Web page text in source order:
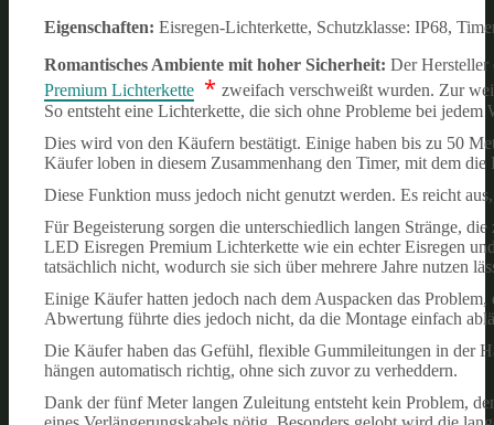
Eigenschaften: Eisregen-Lichterkette, Schutzklasse: IP68,
Romantisches Ambiente mit hoher Sicherheit: Der Hersteller
Premium Lichterkette * zweifach verschweißt wurden. Zur
So entsteht eine Lichterkette, die sich ohne Probleme bei jedem
Dies wird von den Käufern bestätigt. Einige haben bis zu 50
Käufer loben in diesem Zusammenhang den Timer, mit dem
Diese Funktion muss jedoch nicht genutzt werden. Es reicht
Für Begeisterung sorgen die unterschiedlich langen Stränge,
LED Eisregen Premium Lichterkette wie ein echter Eisregen
tatsächlich nicht, wodurch sie sich über mehrere Jahre nutzen
Einige Käufer hatten jedoch nach dem Auspacken das
Abwertung führte dies jedoch nicht, da die Montage einfach
Die Käufer haben das Gefühl, flexible Gummileitungen in der
hängen automatisch richtig, ohne sich zuvor zu verheddern.
Dank der fünf Meter langen Zuleitung entsteht kein Problem,